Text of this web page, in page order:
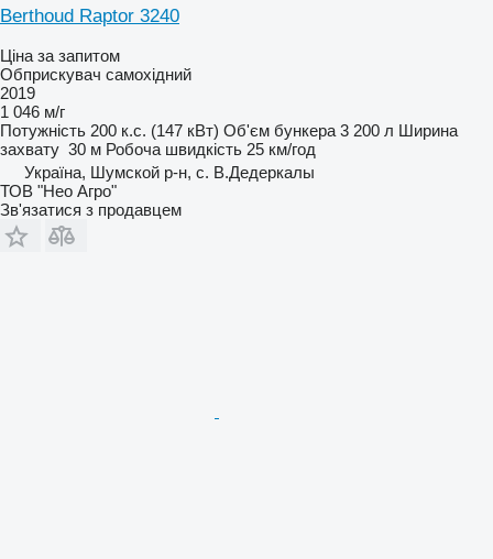
Berthoud Raptor 3240
Ціна за запитом
Обприскувач самохідний
2019
1 046 м/г
Потужність 200 к.с. (147 кВт) Об'єм бункера 3 200 л Ширина
захвату 30 м Робоча швидкість 25 км/год
Україна, Шумской р-н, с. В.Дедеркалы
ТОВ "Нео Агро"
Зв'язатися з продавцем